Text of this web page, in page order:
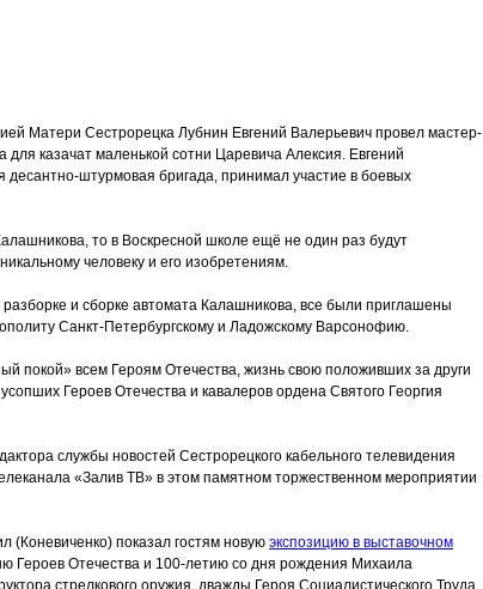
Матери Сестрорецка Лубнин Евгений Валерьевич провел мастер-
казачат маленькой сотни Царевича Алексия. Евгений
десантно-штурмовая бригада, принимал участие в боевых
то в Воскресной школе ещё не один раз будут
человеку и его изобретениям.
и сборке автомата Калашникова, все были приглашены
Санкт-Петербургскому и Ладожскому Варсонофию.
покой» всем Героям Отечества, жизнь свою положивших за други
Героев Отечества и кавалеров ордена Святого Георгия
службы новостей Сестрорецкого кабельного телевидения
«Залив ТВ» в этом памятном торжественном мероприятии
(Коневиченко) показал гостям новую экспозицию в выставочном
Героев Отечества и 100-летию со дня рождения Михаила
стрелкового оружия, дважды Героя Социалистического Труда